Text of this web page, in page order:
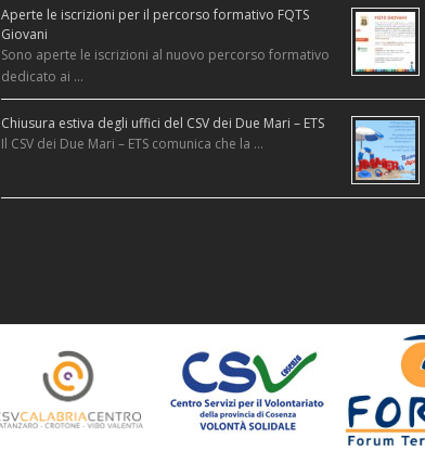
Aperte le iscrizioni per il percorso formativo FQTS
Giovani
Sono aperte le iscrizioni al nuovo percorso formativo
dedicato ai …
Chiusura estiva degli uffici del CSV dei Due Mari – ETS
Il CSV dei Due Mari – ETS comunica che la …